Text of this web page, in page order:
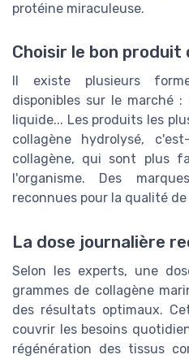
protéine miraculeuse.
Choisir le bon produit
Il existe plusieurs
disponibles sur le marché
liquide... Les produits les
collagène hydrolysé,
collagène, qui sont plus
l'organisme. Des
reconnues pour la qualité
La dose journalière
Selon les experts, une
grammes de collagène
des résultats optimaux.
couvrir les besoins
régénération des tissus